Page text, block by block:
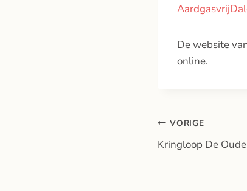
De website
online.
Bericht
navigatie
VORIGE
Kringloop De